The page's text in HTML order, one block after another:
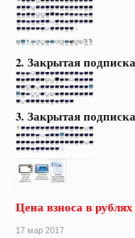
2. Закрытая
3. Закрытая
Цена взноса в рублях
17 мар 2017